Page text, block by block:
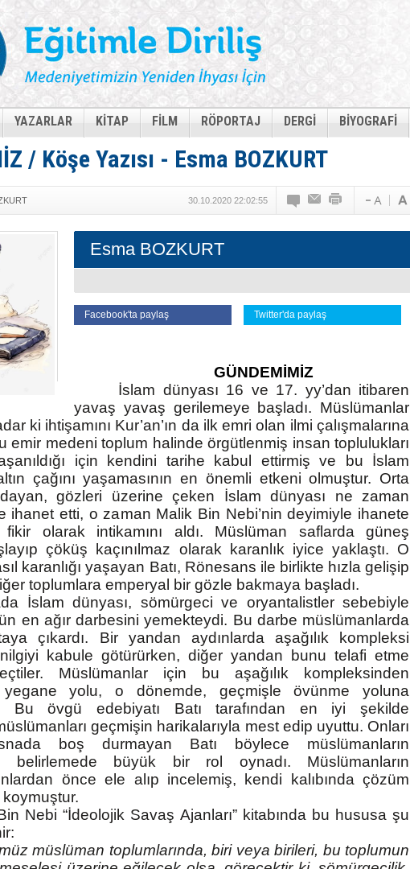
YAZARLAR KİTAP FİLM RÖPORTAJ DERGİ BİYOGRAFİ
/ Köşe Yazısı - Esma BOZKURT
30.10.2020 22:02:55
Esma BOZKURT
Facebook'ta paylaş Twitter'da paylaş
GÜNDEMİMİZ
İslam dünyası 16 ve 17. yy’dan itibaren
yavaş yavaş gerilemeye başladı. Müslümanlar
ki ihtişamını Kur’an’ın da ilk emri olan ilmi çalışmalarına
emir medeni toplum halinde örgütlenmiş insan toplulukları
için kendini tarihe kabul ettirmiş ve bu İslam
çağını yaşamasının en önemli etkeni olmuştur. Orta
gözleri üzerine çeken İslam dünyası ne zaman
ihanet etti, o zaman Malik Bin Nebi’nin deyimiyle ihanete
fikir olarak intikamını aldı. Müslüman saflarda güneş
çöküş kaçınılmaz olarak karanlık iyice yaklaştı. O
karanlığı yaşayan Batı, Rönesans ile birlikte hızla gelişip
toplumlara emperyal bir gözle bakmaya başladı.
İslam dünyası, sömürgeci ve oryantalistler sebebiyle
en ağır darbesini yemekteydi. Bu darbe müslümanlarda
çıkardı. Bir yandan aydınlarda aşağılık kompleksi
kabule götürürken, diğer yandan bunu telafi etme
Müslümanlar için bu aşağılık kompleksinden
yegane yolu, o dönemde, geçmişle övünme yoluna
Bu övgü edebiyatı Batı tarafından en iyi şekilde
geçmişin harikalarıyla mest edip uyuttu. Onları
boş durmayan Batı böylece müslümanların
belirlemede büyük bir rol oynadı. Müslümanların
önce ele alıp incelemiş, kendi kalıbında çözüm
koymuştur.
Nebi “İdeolojik Savaş Ajanları” kitabında bu hususa şu
müslüman toplumlarında, biri veya birileri, bu toplumun